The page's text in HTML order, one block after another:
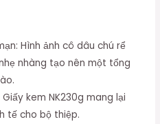
Hình ảnh cô dâu chú rể
nhàng tạo nên một tổng
kem NK230g mang lại
tế cho bộ thiệp.